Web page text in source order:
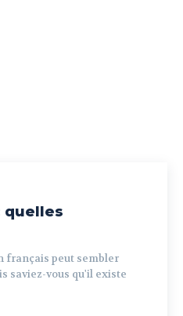
quelles
français peut sembler
saviez-vous qu'il existe